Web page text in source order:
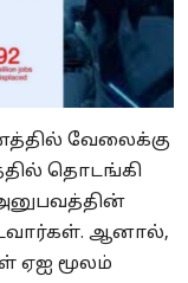
வேலைக்கு
தொடங்கி
ஆனால்,
ஏஐ மூலம்